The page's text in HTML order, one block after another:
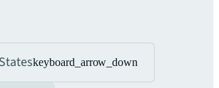
keyboard_arrow_down